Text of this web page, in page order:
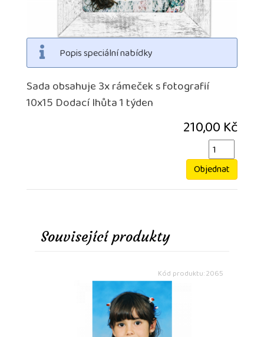
Popis speciální nabídky
Sada obsahuje 3x rámeček s fotografií
10x15 Dodací lhůta 1 týden
210,00 Kč
Objednat
Související produkty
Kód produktu: 2065